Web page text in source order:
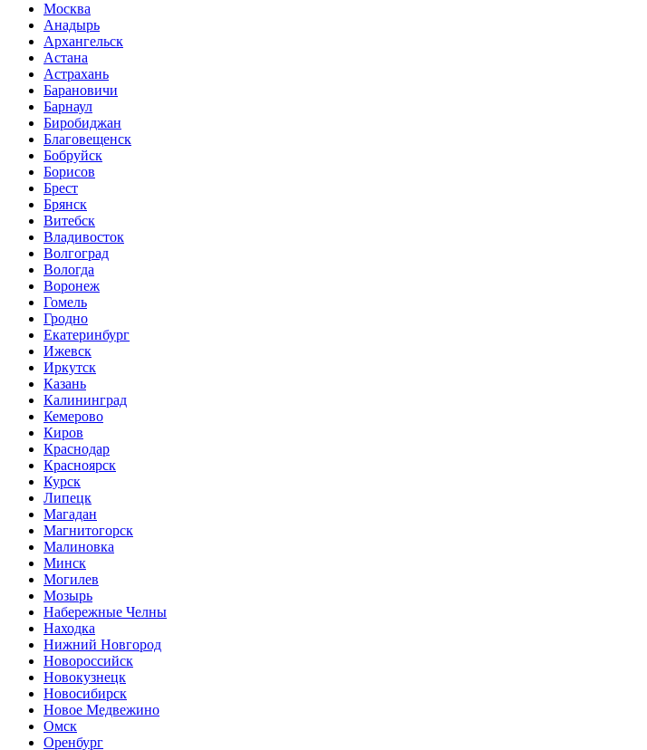
Москва
Анадырь
Архангельск
Астана
Астрахань
Барановичи
Барнаул
Биробиджан
Благовещенск
Бобруйск
Борисов
Брест
Брянск
Витебск
Владивосток
Волгоград
Вологда
Воронеж
Гомель
Гродно
Екатеринбург
Ижевск
Иркутск
Казань
Калининград
Кемерово
Киров
Краснодар
Красноярск
Курск
Липецк
Магадан
Магнитогорск
Малиновка
Минск
Могилев
Мозырь
Набережные Челны
Находка
Нижний Новгород
Новороссийск
Новокузнецк
Новосибирск
Новое Медвежино
Омск
Оренбург